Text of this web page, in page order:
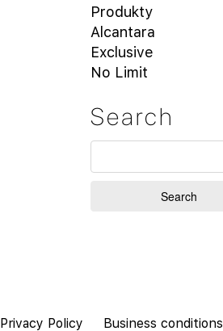
Produkty
Alcantara
Exclusive
No Limit
Search
Privacy Policy Business conditions